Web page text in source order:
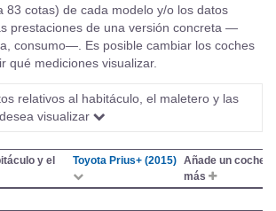
83 cotas) de cada modelo y/o los datos
prestaciones de una versión concreta —
consumo—. Es posible cambiar los coches
qué mediciones visualizar.
relativos al habitáculo, el maletero y las
visualizar
y el
Toyota Prius+ (2015) Añade un coche
más